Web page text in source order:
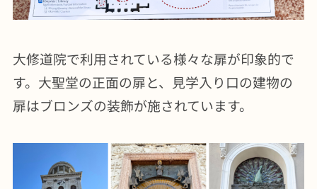
大修道院で利用されている様々な扉が印象的で
す。大聖堂の正面の扉と、見学入り口の建物の
扉はブロンズの装飾が施されています。